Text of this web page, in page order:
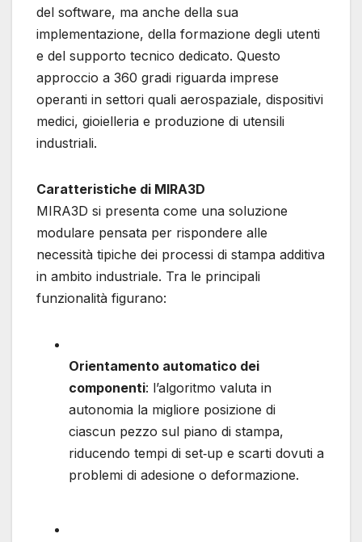
del software, ma anche della sua
implementazione, della formazione degli utenti
e del supporto tecnico dedicato. Questo
approccio a 360 gradi riguarda imprese
operanti in settori quali aerospaziale, dispositivi
medici, gioielleria e produzione di utensili
industriali.
Caratteristiche di MIRA3D
MIRA3D si presenta come una soluzione
modulare pensata per rispondere alle
necessità tipiche dei processi di stampa additiva
in ambito industriale. Tra le principali
funzionalità figurano:
Orientamento automatico dei
componenti: l’algoritmo valuta in
autonomia la migliore posizione di
ciascun pezzo sul piano di stampa,
riducendo tempi di set‐up e scarti dovuti a
problemi di adesione o deformazione.